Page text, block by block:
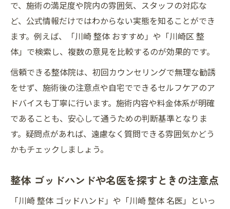
で、施術の満足度や院内の雰囲気、スタッフの対応な
ど、公式情報だけではわからない実態を知ることができ
ます。例えば、「川崎 整体 おすすめ」や「川崎区 整
体」で検索し、複数の意見を比較するのが効果的です。
信頼できる整体院は、初回カウンセリングで無理な勧誘
をせず、施術後の注意点や自宅でできるセルフケアのア
ドバイスも丁寧に行います。施術内容や料金体系が明確
であることも、安心して通うための判断基準となりま
す。疑問点があれば、遠慮なく質問できる雰囲気かどう
かもチェックしましょう。
整体 ゴッドハンドや名医を探すときの注意点
「川崎 整体 ゴッドハンド」や「川崎 整体 名医」といっ